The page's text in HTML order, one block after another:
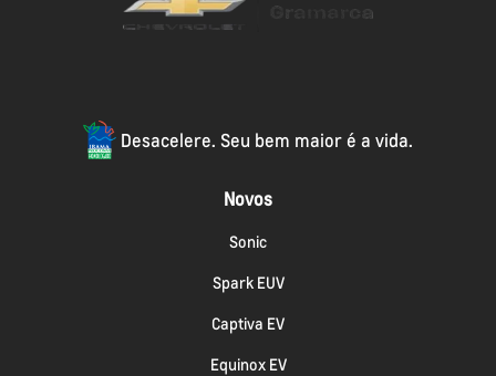
Desacelere. Seu bem maior é a vida.
Novos
Sonic
Spark EUV
Captiva EV
Equinox EV